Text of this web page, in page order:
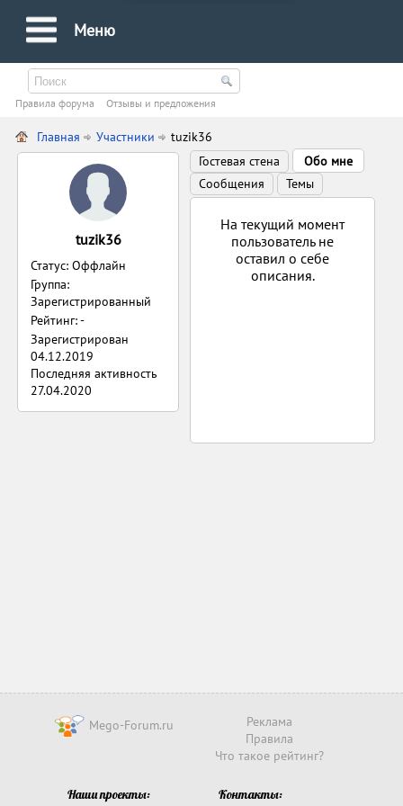
Меню
Правила форума Oтзывы и предложения
Главная Участники tuzik36
tuzik36
Статус: Оффлайн
Группа:
Зарегистрированный
Рейтинг: -
Зарегистрирован
04.12.2019
Последняя активность
27.04.2020
Гостевая стена
Обо мне
Сообщения
Темы
На текущий момент
пользователь не
оставил о себе
описания.
Mego-Forum.ru
Реклама
Правила
Что такое рейтинг?
Наши проекты:
Контакты: